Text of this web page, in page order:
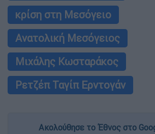
κρίση στη Μεσόγειο
Ανατολική Μεσόγειος
Μιχάλης Κωσταράκος
Ρετζέπ Ταγίπ Ερντογάν
Ακολούθησε το Έθνος στο